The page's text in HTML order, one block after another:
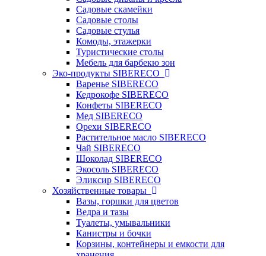
Садовые скамейки
Садовые столы
Садовые стулья
Комоды, этажерки
Туристические столы
Мебель для барбекю зон
Эко-продукты SIBERECO
Варенье SIBERECO
Кедрокофе SIBERECO
Конфеты SIBERECO
Мед SIBERECO
Орехи SIBERECO
Растительное масло SIBERECO
Чай SIBERECO
Шоколад SIBERECO
Экосоль SIBERECO
Эликсир SIBERECO
Хозяйственные товары
Вазы, горшки для цветов
Ведра и тазы
Туалеты, умывальники
Канистры и бочки
Корзины, контейнеры и емкости для